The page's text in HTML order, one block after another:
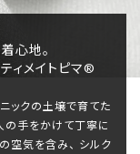
心地。
ィメイトピマ®
ニックの土壌で育てた
の手をかけて丁寧に
空気を含み、 シルク